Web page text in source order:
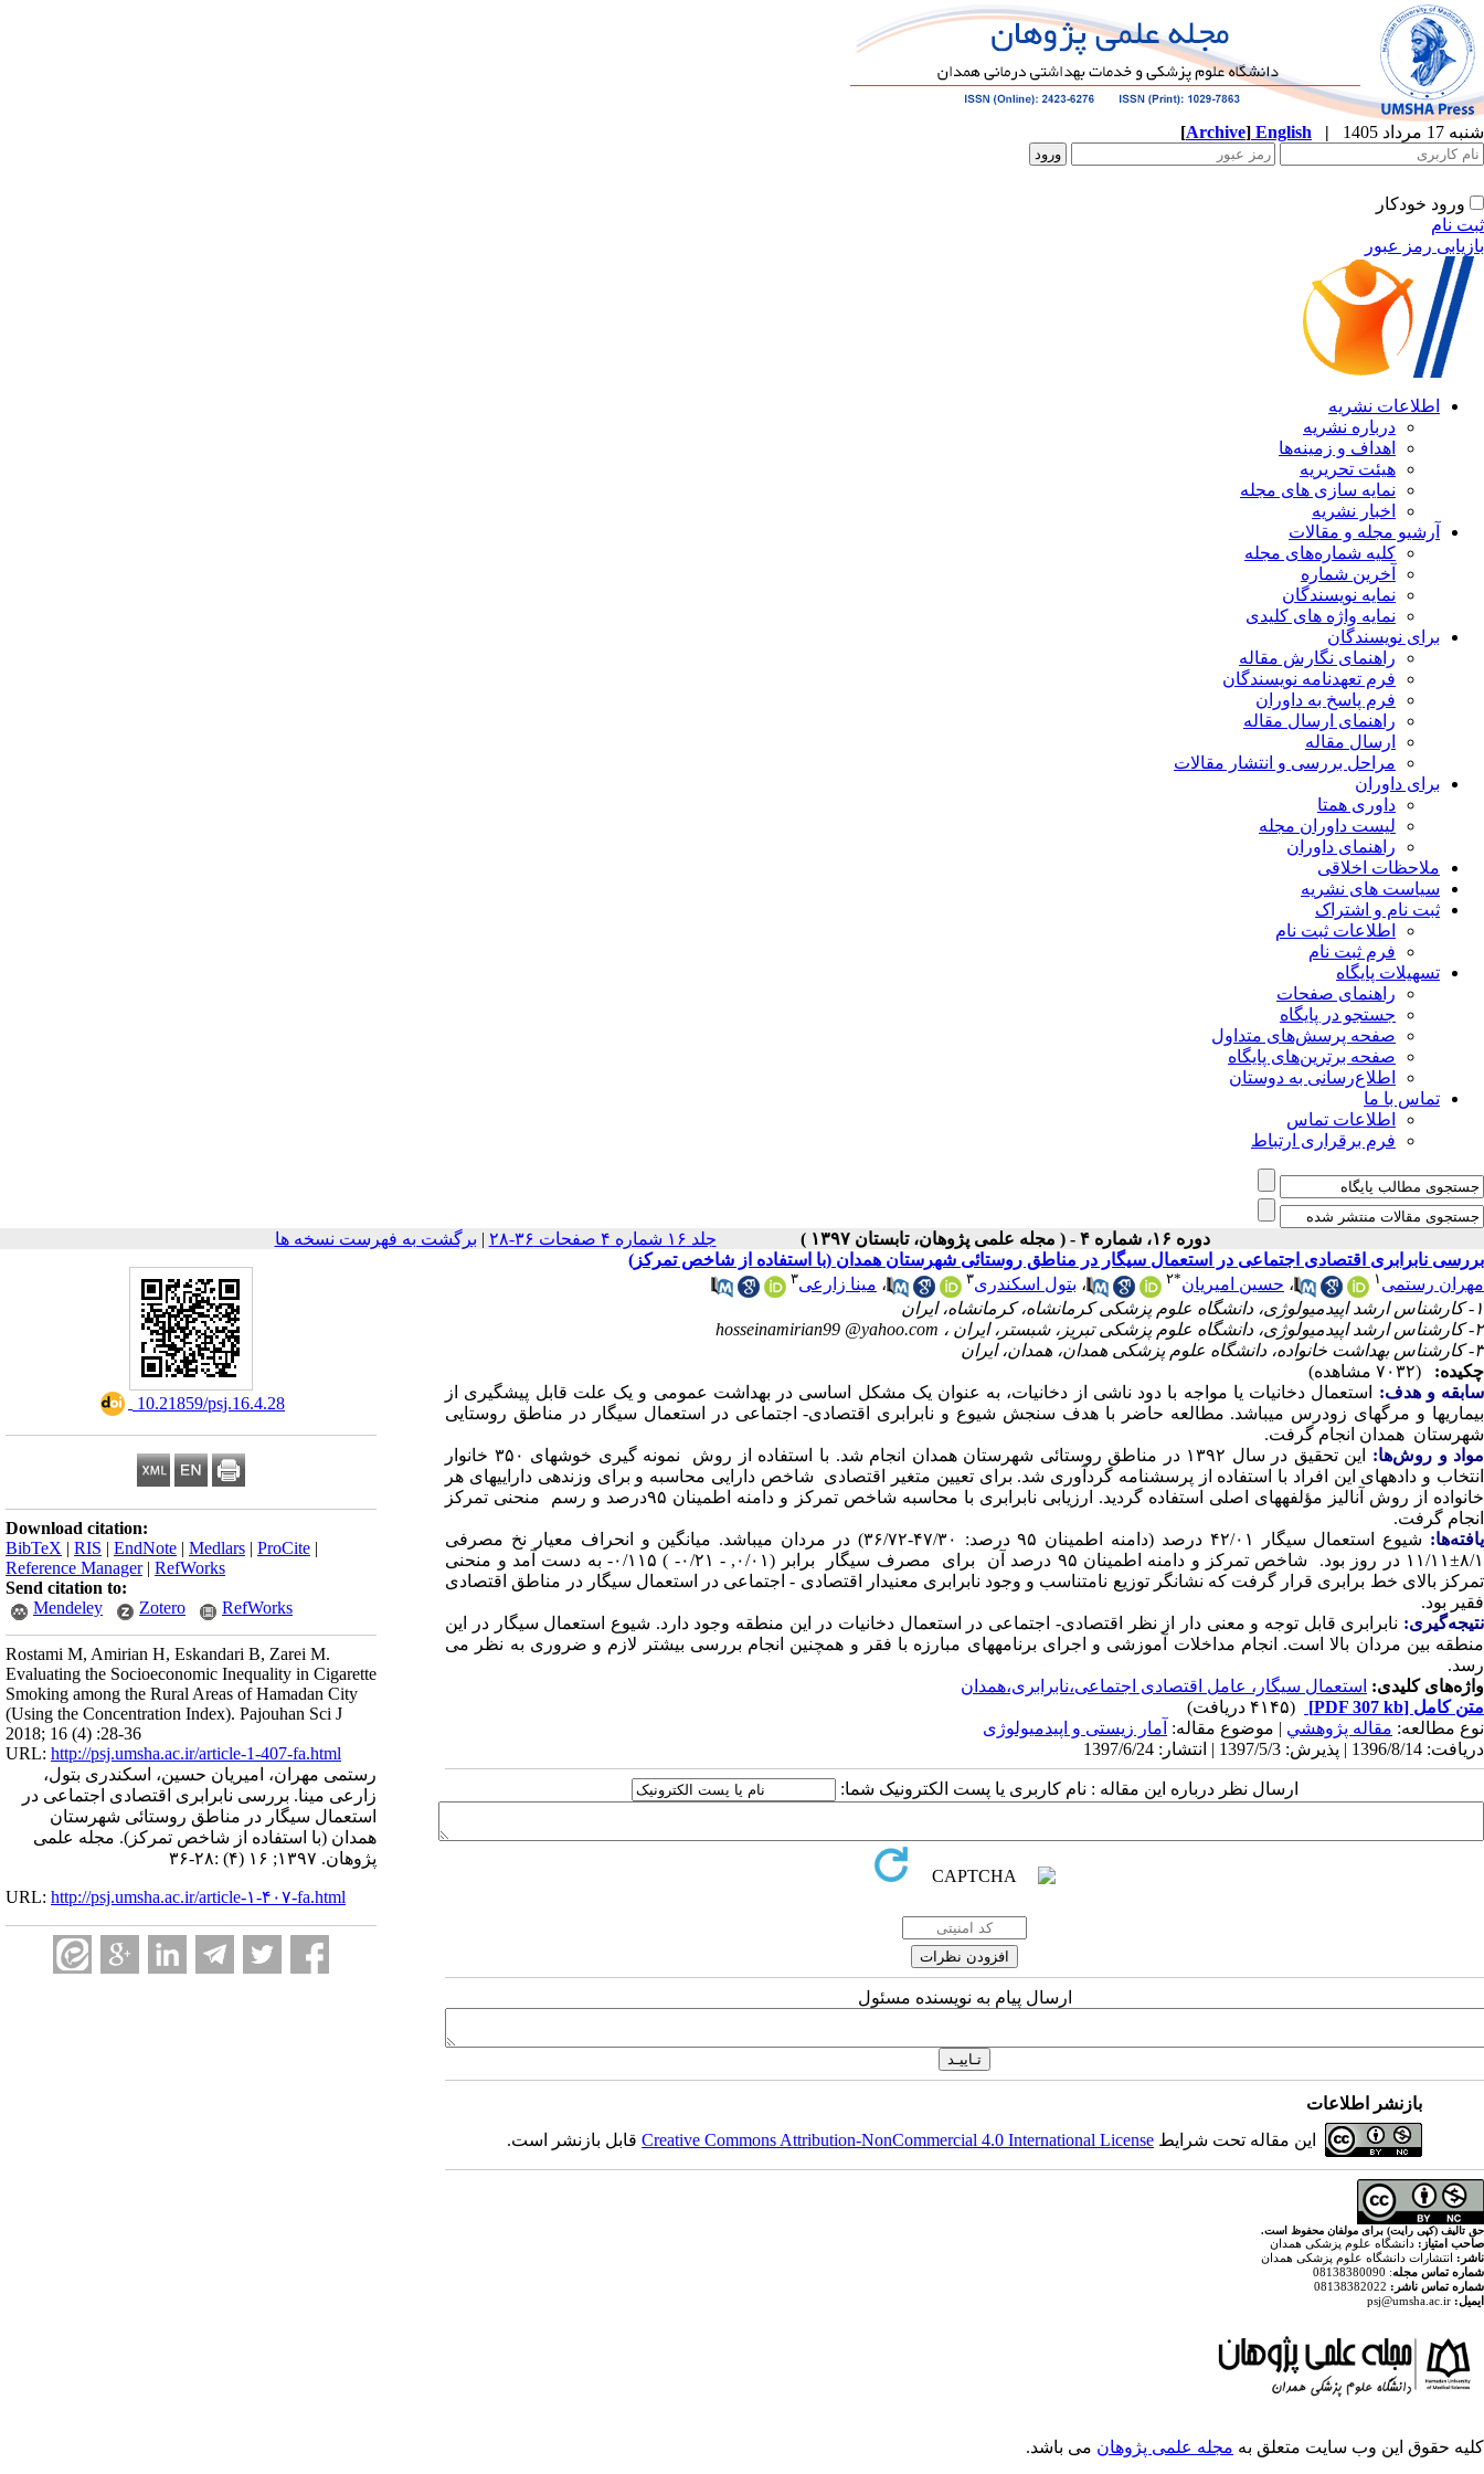
شنبه 17 مرداد 1405 |
English
[Archive]
ورود خودکار
ثبت نام
بازیابی رمز عبور
اطلاعات نشریه
درباره نشریه
اهداف و زمینه‌ها
هیئت تحریریه
نمایه سازی های مجله
اخبار نشریه
آرشیو مجله و مقالات
کلیه شماره‌های مجله
آخرین شماره
نمایه نویسندگان
نمایه واژه های کلیدی
برای نویسندگان
راهنمای نگارش مقاله
فرم تعهدنامه نویسندگان
فرم پاسخ به داوران
راهنمای ارسال مقاله
ارسال مقاله
مراحل بررسی و انتشار مقالات
برای داوران
داوری همتا
لیست داوران مجله
راهنمای داوران
ملاحظات اخلاقی
سیاست های نشریه
ثبت نام و اشتراک
اطلاعات ثبت نام
فرم ثبت نام
تسهیلات پایگاه
راهنمای صفحات
جستجو در پایگاه
صفحه پرسش‌های متداول
صفحه برترین‌های پایگاه
اطلاع‌رسانی به دوستان
تماس با ما
اطلاعات تماس
فرم برقراری ارتباط
دوره ۱۶، شماره ۴ - ( مجله علمی پژوهان، تابستان ۱۳۹۷ ) جلد ۱۶ شماره ۴ صفحات ۳۶-۲۸ | برگشت به فهرست نسخه ها
‎ 10.21859/psj.16.4.28
Download citation:
BibTeX | RIS | EndNote | Medlars | ProCite |
Reference Manager| RefWorks
Send citation to:
Mendeley
Zotero RefWorks
Rostami M, Amirian H, Eskandari B, Zarei M.
Evaluating the Socioeconomic Inequality in Cigarette
Smoking among the Rural Areas of Hamadan City
(Using the Concentration Index). Pajouhan Sci J
2018; 16 (4) :28-36
URL: http://psj.umsha.ac.ir/article-1-407-fa.html
رستمی مهران، امیریان حسین، اسکندری بتول،
زارعی مینا. بررسی نابرابری اقتصادی اجتماعی در
استعمال سیگار در مناطق روستائی شهرستان
همدان (با استفاده از شاخص تمرکز). مجله علمی
پژوهان. ۱۳۹۷; ۱۶ (۴) :۲۸-۳۶
URL: http://psj.umsha.ac.ir/article-۱-۴۰۷-fa.html
بررسی نابرابری اقتصادی اجتماعی در استعمال سیگار در مناطق روستائی شهرستان همدان (با استفاده از شاخص تمرکز)
مهران رستمی ۱ ، حسین امیریان*۲ ، بتول اسکندری۳ ، مینا زارعی۳
۱- کارشناس ارشد اپیدمیولوژی، دانشگاه علوم پزشکی کرمانشاه، کرمانشاه، ایران
۲- کارشناس ارشد اپیدمیولوژی، دانشگاه علوم پزشکی تبریز، شبستر، ایران ،
hosseinamirian99 @yahoo.com
۳- کارشناس بهداشت خانواده، دانشگاه علوم پزشکی همدان، همدان، ایران
چکیده:
(۷۰۳۲ مشاهده)
سابقه و هدف: استعمال دخانیات یا مواجه با دود ناشی از دخانیات، به عنوان یک مشکل اساسی در بهداشت عمومی و یک علت قابل پیشگیری از
بیماری‎ها و مرگ‎های زودرس می‎باشد. مطالعه حاضر با هدف سنجش شیوع و نابرابری اقتصادی- اجتماعی در استعمال سیگار در مناطق روستایی
شهرستان همدان انجام گرفت.
مواد و روش‌‌ها:
این تحقیق در سال ۱۳۹۲ در مناطق روستائی شهرستان همدان انجام شد. با استفاده از روش نمونه گیری خوشه‎ای ۳۵۰ خانوار
انتخاب و داده‎های این افراد با استفاده از پرسشنامه گردآوری شد. برای تعیین متغیر اقتصادی شاخص دارایی محاسبه و برای وزن‎دهی دارایی‎های هر
خانواده از روش آنالیز مؤلفه‏های اصلی استفاده گردید. ارزیابی نابرابری با محاسبه شاخص تمرکز و دامنه اطمینان ۹۵درصد و رسم منحنی تمرکز
انجام گرفت.
یافته‌ها:
شیوع استعمال سیگار ۴۲/۰۱ درصد (دامنه اطمینان ۹۵ درصد: ۴۷/۳۰-۳۶/۷۲) در مردان می‎باشد. میانگین و انحراف معیار نخ مصرفی
۸/۱±۱۱/۱۱ در روز بود. شاخص تمرکز و دامنه اطمینان ۹۵ درصد آن برای مصرف سیگار برابر (۰/۰۱, - ۰/۲۱- ) ۰/۱۱۵- به دست آمد و منحنی
تمرکز بالای خط برابری قرار گرفت که نشانگر توزیع نامتناسب و وجود نابرابری معنی‎دار اقتصادی - اجتماعی در استعمال سیگار در مناطق اقتصادی
فقیر بود.
نتیجه‌گیری: نابرابری قابل توجه و معنی دار از نظر اقتصادی- اجتماعی در استعمال دخانیات در این منطقه وجود دارد. شیوع استعمال سیگار در این
منطقه بین مردان بالا است. انجام مداخلات آموزشی و اجرای برنامه‎های مبارزه با فقر و همچنین انجام بررسی بیشتر لازم و ضروری به ‌نظر می
‏رسد.
واژه‌های کلیدی: استعمال سیگار، عامل اقتصادی اجتماعی،نابرابری،همدان
متن کامل [PDF 307 kb]
(۴۱۴۵ دریافت)
نوع مطالعه: مقاله پژوهشي | موضوع مقاله: آمار زیستی و اپیدمیولوژی
دریافت: 1396/8/14 | پذیرش: 1397/5/3 | انتشار: 1397/6/24
ارسال نظر درباره این مقاله : نام کاربری یا پست الکترونیک شما:
ارسال پیام به نویسنده مسئول
بازنشر اطلاعات
این مقاله تحت شرایط Creative Commons Attribution-NonCommercial 4.0 International Licenseقابل بازنشر است.
حق تالیف (کپی رایت) برای مولفان محفوظ است.
صاحب امتیاز: دانشگاه علوم پزشکی همدان
ناشر: انتشارات دانشگاه علوم پزشکی همدان
شماره تماس مجله: 08138380090
شماره تماس ناشر:
ایمیل:
کلیه حقوق این وب سایت متعلق به مجله علمی پژوهان می باشد.